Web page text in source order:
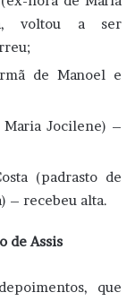
voltou a ser
de Manoel e
Jocilene) –
(padrasto de
– recebeu alta.
de Assis
que